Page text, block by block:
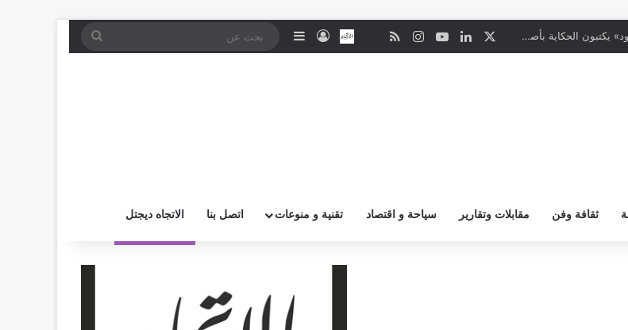
«البطل الواعي» يختتم رحلته بتكريم المشاركين وصناعة جيل أكثر وعياً لينكدإن‫YouTube
انستقرامملخص الموقع RSS
نبض اتصل بــنـا
تسجيل الدخول
إضافة عمود جانبي
بحث
ثقافة وفن مقابلات وتقارير سياحة و اقتصاد تقنية و منوعات اتصل بنا الاتجاه ديجتل